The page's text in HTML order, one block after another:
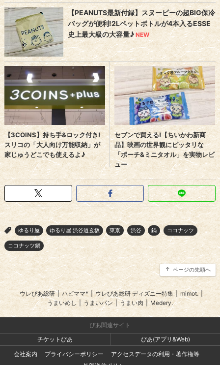
> ゆるり屋 ゆるり屋 渋谷道玄坂 東京 渋谷 鍋 ココナッツ
ココナッツ鍋
ページの先頭へ
ウレぴあ総研 | ハピママ* | ウレぴあ総研 ディズニー特集 | mimot.
うまいめし
うまいパン うまい肉 Medery.
ぴあ関連サイト
チケットぴあ
ぴあ(アプリ&Web)
会社案内
プライバシーポリシー
アクセスデータの利用・著作権等